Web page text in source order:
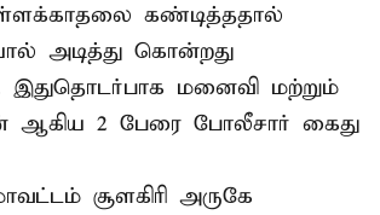
கண்டித்ததால்
அடித்து கொன்றது
இதுதொடர்பாக மனைவி மற்றும்
ஆகிய 2 பேரை போலீசார் கைது
சூளகிரி அருகே